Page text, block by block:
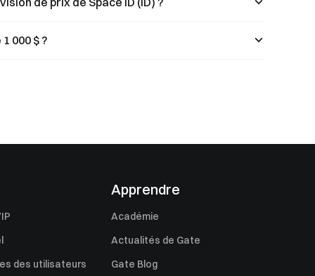
000 $ ?
des utilisateurs
Apprendre
Académie
Actualités de Gate
Gate Blog